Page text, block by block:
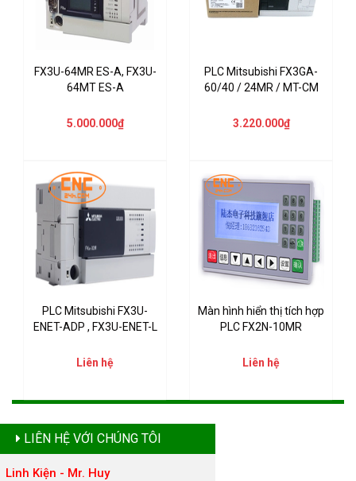
FX3U-64MR ES-A, FX3U-
64MT ES-A
5.000.000₫
PLC Mitsubishi FX3GA-
60/40 / 24MR / MT-CM
3.220.000₫
PLC Mitsubishi FX3U-
ENET-ADP , FX3U-ENET-L
Liên hệ
Màn hình hiển thị tích hợp
PLC FX2N-10MR
Liên hệ
LIÊN HỆ VỚI CHÚNG TÔI
Linh Kiện - Mr. Huy